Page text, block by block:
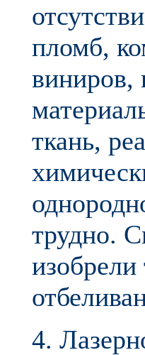
пломб,
виниров,
ткань,
трудно.
изобрели
4.